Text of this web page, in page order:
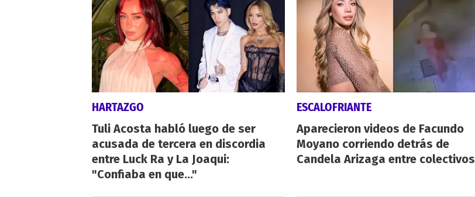
HARTAZGO
Tuli Acosta habló luego de ser
acusada de tercera en discordia
entre Luck Ra y La Joaqui:
"Confiaba en que..."
ESCALOFRIANTE
Aparecieron videos de Facundo
Moyano corriendo detrás de
Candela Arizaga entre colectivos